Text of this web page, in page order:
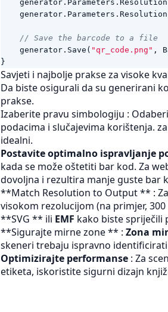
generator . Parameters . Resolution
generator . Parameters . Resolution
// Save the barcode to a file
generator . Save ( "qr_code.png" ,
}
Savjeti i najbolje prakse za visoke
Da biste osigurali da su generirani
prakse.
Izaberite pravu simbologiju :
podacima i slučajevima korištenja.
idealni.
Postavite optimalno ispravljanje
kada se može oštetiti bar kod. Za
dovoljna i rezultira manje guste bar
**Match Resolution to Output ** :
visokom rezolucijom (na primjer,
**SVG ** ili EMF kako biste spriječili
**Sigurajte mirne zone ** : Zona
skeneri trebaju ispravno
Optimizirajte performanse : Za
etiketa, iskoristite sigurni dizajn